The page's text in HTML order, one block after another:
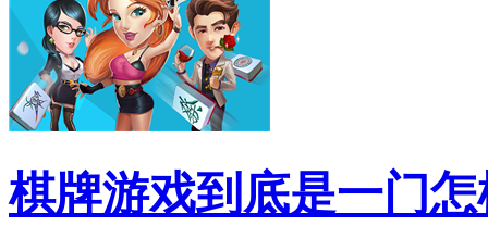
棋牌游戏到底是一门